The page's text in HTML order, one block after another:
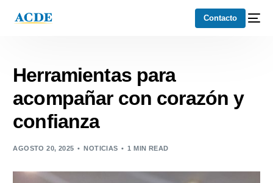
Contacto
Herramientas para
acompañar con corazón y
confianza
AGOSTO 20, 2025 NOTICIAS 1 MIN READ